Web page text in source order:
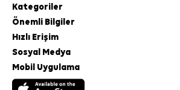
Kategoriler
Önemli Bilgiler
Hızlı Erişim
Sosyal Medya
Mobil Uygulama